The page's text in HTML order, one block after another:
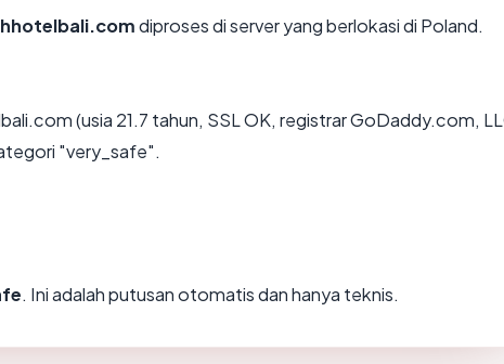
diproses di server yang berlokasi di Poland.
(usia 21.7 tahun, SSL OK, registrar GoDaddy.com,
"very_safe".
. Ini adalah putusan otomatis dan hanya teknis.